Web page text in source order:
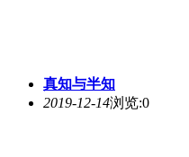
真知与半知
2019-12-14浏览:0